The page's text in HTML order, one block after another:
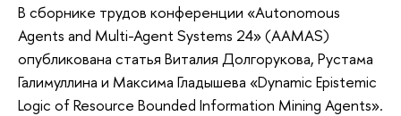
В сборнике трудов конференции «Autonomous
Agents and Multi-Agent Systems 24» (AAMAS)
опубликована статья Виталия Долгорукова, Рустама
Галимуллина и Максима Гладышева «Dynamic Epistemic
Logic of Resource Bounded Information Mining Agents»‎.